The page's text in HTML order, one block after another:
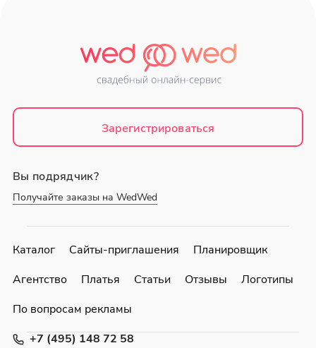
Зарегистрироваться
Вы подрядчик?
Получайте заказы на WedWed
+7 (495) 148 72 58
Каталог Сайты-приглашения
Планировщик
Агентство
Платья Статьи Отзывы
Логотипы
По вопросам рекламы